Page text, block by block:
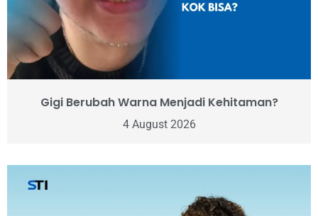
Gigi Berubah Warna Menjadi Kehitaman?
4 August 2026